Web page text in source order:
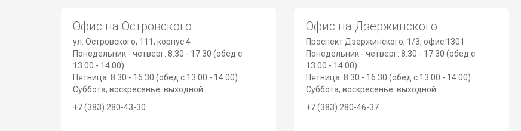
Офис на Островского
ул. Островского, 111, корпус 4
Понедельник - четверг: 8:30 - 17:30 (обед с
13:00 - 14:00)
Пятница: 8:30 - 16:30 (обед с 13:00 - 14:00)
Суббота, воскресенье: выходной
+7 (383) 280-43-30
Офис на Дзержинского
Проспект Дзержинского, 1/3, офис 1301
Понедельник - четверг: 8:30 - 17:30 (обед с
13:00 - 14:00)
Пятница: 8:30 - 16:30 (обед с 13:00 - 14:00)
Суббота, воскресенье: выходной
+7 (383) 280-46-37